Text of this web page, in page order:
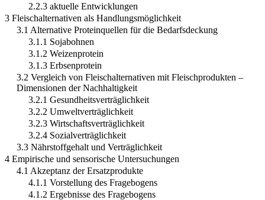
2.2.3 aktuelle Entwicklungen
3 Fleischalternativen als Handlungsmöglichkeit
3.1 Alternative Proteinquellen für die Bedarfsdeckung
3.1.1 Sojabohnen
3.1.2 Weizenprotein
3.1.3 Erbsenprotein
3.2 Vergleich von Fleischalternativen mit Fleischprodukten –
Dimensionen der Nachhaltigkeit
3.2.1 Gesundheitsverträglichkeit
3.2.2 Umweltverträglichkeit
3.2.3 Wirtschaftsverträglichkeit
3.2.4 Sozialverträglichkeit
3.3 Nährstoffgehalt und Verträglichkeit
4 Empirische und sensorische Untersuchungen
4.1 Akzeptanz der Ersatzprodukte
4.1.1 Vorstellung des Fragebogens
4.1.2 Ergebnisse des Fragebogens